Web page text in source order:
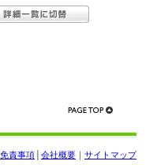
サイトマップ
会社概要 ｜
免責事項